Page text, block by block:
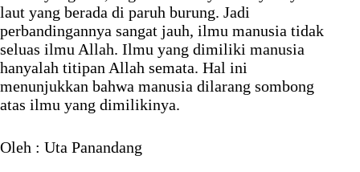
laut yang berada di paruh burung. Jadi
perbandingannya sangat jauh, ilmu manusia tidak
seluas ilmu Allah. Ilmu yang dimiliki manusia
hanyalah titipan Allah semata. Hal ini
menunjukkan bahwa manusia dilarang sombong
atas ilmu yang dimilikinya.
Oleh : Uta Panandang